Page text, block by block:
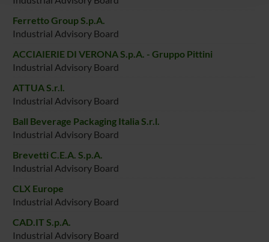
raccolto dal tuo utilizzo dei loro servizi.
Ferretto Group S.p.A.
Industrial Advisory Board
ACCIAIERIE DI VERONA S.p.A. - Gruppo Pittini
Industrial Advisory Board
ATTUA S.r.l.
Industrial Advisory Board
Ball Beverage Packaging Italia S.r.l.
Industrial Advisory Board
Brevetti C.E.A. S.p.A.
Industrial Advisory Board
CLX Europe
Industrial Advisory Board
CAD.IT S.p.A.
Industrial Advisory Board